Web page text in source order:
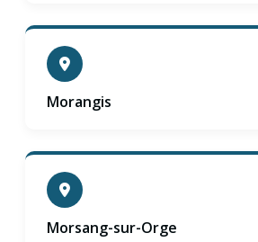
Morangis
Morsang-sur-Orge